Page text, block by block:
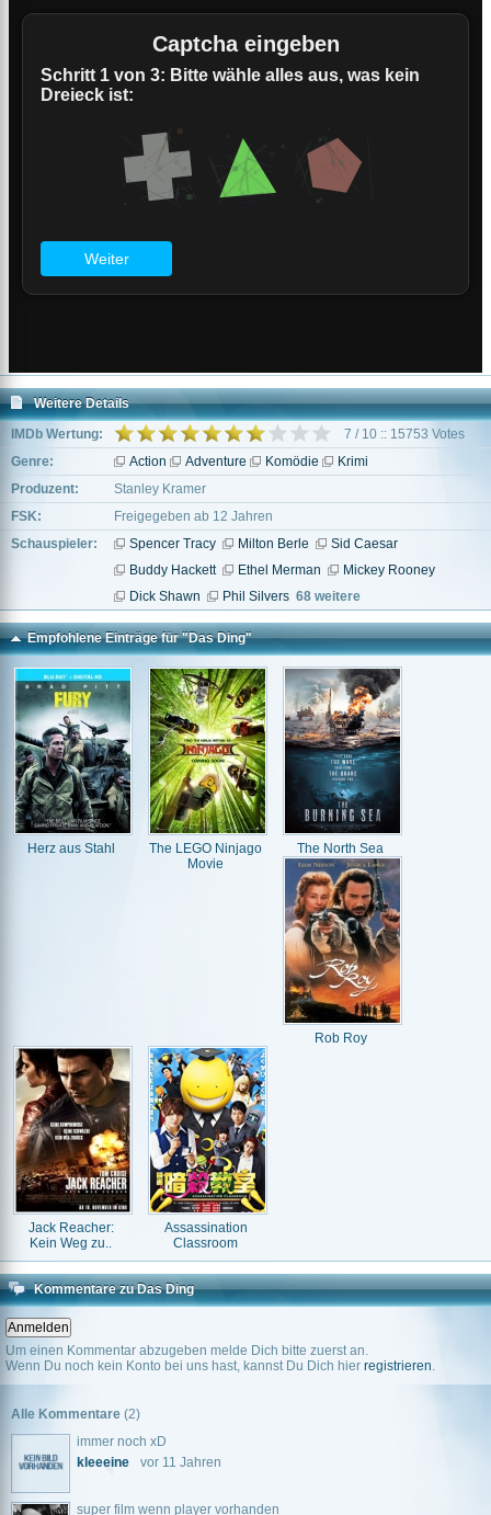
Weitere Details
IMDb Wertung:
7 / 10 :: 15753 Votes
Genre:
Action Adventure Komödie
Krimi
Produzent:
Stanley Kramer
FSK:
Freigegeben ab 12 Jahren
Schauspieler:
Spencer Tracy Milton Berle
Sid Caesar
Buddy Hackett
Ethel Merman
Mickey Rooney
Dick Shawn
Phil Silvers 68 weitere
Empfohlene Einträge für "Das Ding"
Herz aus Stahl
The LEGO Ninjago
Movie
The North Sea
Rob Roy
Jack Reacher:
Kein Weg zu..
Assassination
Classroom
Kommentare zu Das Ding
Um einen Kommentar abzugeben melde Dich bitte zuerst an.
Wenn Du noch kein Konto bei uns hast, kannst Du Dich hier registrieren.
Alle Kommentare (2)
immer noch xD
kleeeine
vor 11 Jahren
super film wenn player vorhanden